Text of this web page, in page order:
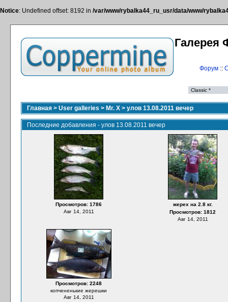
Notice: Undefined offset: 8192 in /var/www/rybalka44_ru_usr/data/www/
Галерея
Форум::
Главная > User galleries > Mr. X > улов 13.08.2011 вечер
Последние добавления - улов 13.08.2011 вечер
Просмотров: 1786
Авг 14, 2011
жерех на 2.8 кг.
Просмотров: 1812
Авг 14, 2011
Просмотров: 2248
копчененькие жерешки
Авг 14, 2011